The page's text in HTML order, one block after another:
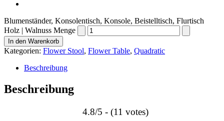
Blumenständer, Konsolentisch, Konsole, Beistelltisch, Flurtisch
Holz | Walnuss Menge
In den Warenkorb
Kategorien: Flower Stool, Flower Table, Quadratic
Beschreibung
Beschreibung
4.8/5 - (11 votes)